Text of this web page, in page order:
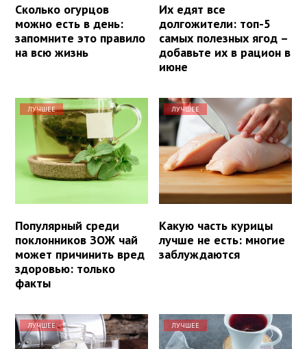
Сколько огурцов
можно есть в день:
запомните это правило
на всю жизнь
Их едят все
долгожители: топ-5
самых полезных ягод –
добавьте их в рацион в
июне
ЛУЧШЕЕ
Популярный среди
поклонников ЗОЖ чай
может причинить вред
здоровью: только
факты
ЛУЧШЕЕ
Какую часть курицы
лучше не есть: многие
заблуждаются
ЛУЧШЕЕ ЛУЧШЕЕ